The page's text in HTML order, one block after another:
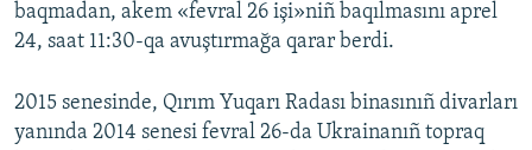
baqmadan, akem «fevral 26 işi»niñ baqılmasını aprel
24, saat 11:30-qa avuştırmağa qarar berdi.
2015 senesinde, Qırım Yuqarı Radası binasınıñ divarları
yanında 2014 senesi fevral 26-da Ukrainanıñ topraq